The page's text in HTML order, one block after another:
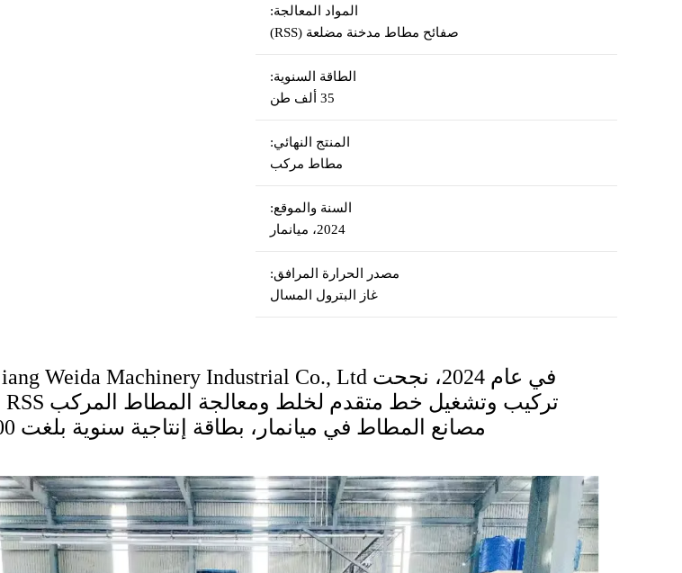
المواد المعالجة:
صفائح مطاط مدخنة مضلعة (RSS)
الطاقة السنوية:
35 ألف طن
المنتج النهائي:
مطاط مركب
السنة والموقع:
2024، ميانمار
مصدر الحرارة المرافق:
غاز البترول المسال
مصانع المطاط في ميانمار، بطاقة إنتاجية سنوية بلغت 35,000 طن.